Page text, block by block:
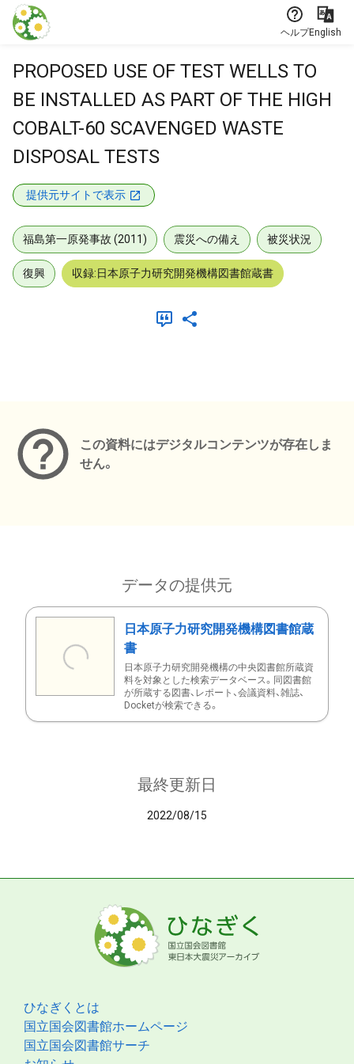
本文に飛ぶ
ヘルプEnglish
PROPOSED USE OF TEST WELLS TO
BE INSTALLED AS PART OF THE HIGH
COBALT-60 SCAVENGED WASTE
DISPOSAL TESTS
提供元サイトで表示
福島第一原発事故 (2011) 震災への備え 被災状況
復興 収録:日本原子力研究開発機構図書館蔵書
この資料にはデジタルコンテンツが存在しま
せん。
データの提供元
日本原子力研究開発機構図書館蔵
書
日本原子力研究開発機構の中央図書館所蔵資
料を対象とした検索データベース。同図書館
が所蔵する図書、レポート、会議資料、雑誌、
Docketが検索できる。
最終更新日
2022/08/15
ひなぎくとは
国立国会図書館ホームページ
国立国会図書館サーチ